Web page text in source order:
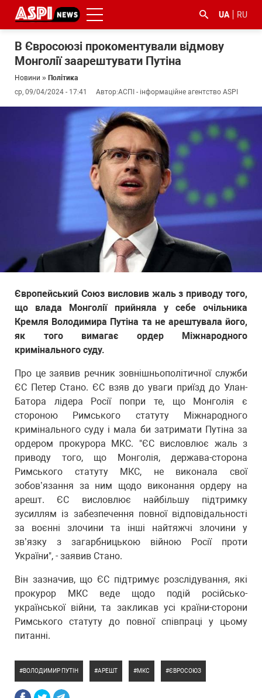
UA RU
В Євросоюзі прокоментували відмову
Монголії заарештувати Путіна
Новини » Політика
ср, 09/04/2024 - 17:41
Автор:АСПІ - інформаційне агентство ASPI
Європейський Союз висловив жаль з приводу того,
що влада Монголії прийняла у себе очільника
Кремля Володимира Путіна та не арештувала його,
як того вимагає ордер Міжнародного
кримінального суду.
Про це заявив речник зовнішньополітичної служби
ЄС Петер Стано. ЄС взяв до уваги приїзд до Улан-
Батора лідера Росії попри те, що Монголія є
стороною Римського статуту Міжнародного
кримінального суду і мала би затримати Путіна за
ордером прокурора МКС. "ЄС висловлює жаль з
приводу того, що Монголія, держава-сторона
Римського статуту МКС, не виконала свої
зобов’язання за ним щодо виконання ордеру на
арешт. ЄС висловлює найбільшу підтримку
зусиллям із забезпечення повної відповідальності
за воєнні злочини та інші найтяжчі злочини у
зв’язку з загарбницькою війною Росії проти
України", - заявив Стано.
Він зазначив, що ЄС підтримує розслідування, які
прокурор МКС веде щодо подій російсько-
української війни, та закликав усі країни-сторони
Римського статуту до повної співпраці у цьому
питанні.
ВОЛОДИМИР ПУТІН АРЕШТ МКС ЄВРОСОЮЗ
#ДФС #Київ #коронавірус